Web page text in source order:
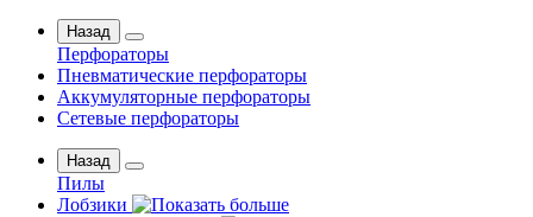
Назад
Перфораторы
Пневматические перфораторы
Аккумуляторные перфораторы
Сетевые перфораторы
Назад
Пилы
Лобзики